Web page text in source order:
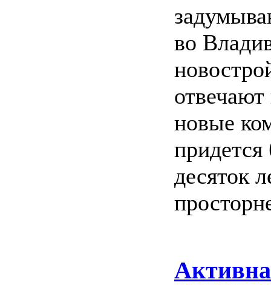
во
новые
десяток